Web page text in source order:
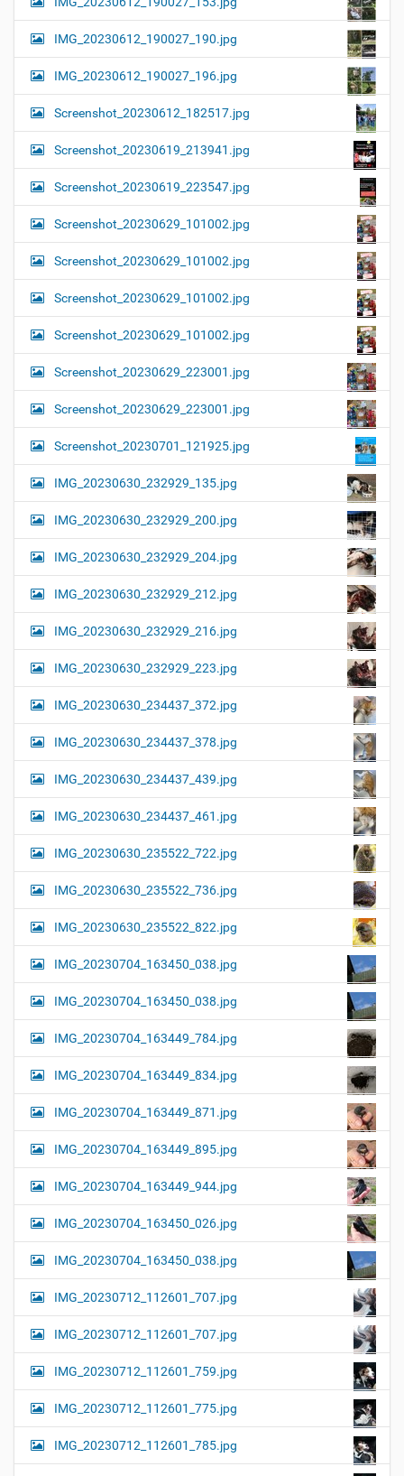
IMG_20230612_190027_190.jpg
IMG_20230612_190027_196.jpg
Screenshot_20230612_182517.jpg
Screenshot_20230619_213941.jpg
Screenshot_20230619_223547.jpg
Screenshot_20230629_101002.jpg
Screenshot_20230629_101002.jpg
Screenshot_20230629_101002.jpg
Screenshot_20230629_101002.jpg
Screenshot_20230629_223001.jpg
Screenshot_20230629_223001.jpg
Screenshot_20230701_121925.jpg
IMG_20230630_232929_135.jpg
IMG_20230630_232929_200.jpg
IMG_20230630_232929_204.jpg
IMG_20230630_232929_212.jpg
IMG_20230630_232929_216.jpg
IMG_20230630_232929_223.jpg
IMG_20230630_234437_372.jpg
IMG_20230630_234437_378.jpg
IMG_20230630_234437_439.jpg
IMG_20230630_234437_461.jpg
IMG_20230630_235522_722.jpg
IMG_20230630_235522_736.jpg
IMG_20230630_235522_822.jpg
IMG_20230704_163450_038.jpg
IMG_20230704_163450_038.jpg
IMG_20230704_163449_784.jpg
IMG_20230704_163449_834.jpg
IMG_20230704_163449_871.jpg
IMG_20230704_163449_895.jpg
IMG_20230704_163449_944.jpg
IMG_20230704_163450_026.jpg
IMG_20230704_163450_038.jpg
IMG_20230712_112601_707.jpg
IMG_20230712_112601_707.jpg
IMG_20230712_112601_759.jpg
IMG_20230712_112601_775.jpg
IMG_20230712_112601_785.jpg